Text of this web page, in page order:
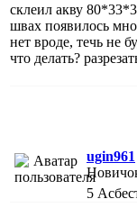
склеил акву
швах появилось
нет вроде, течь не
что делать?
ugin961
5